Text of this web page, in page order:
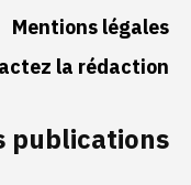
Mentions légales
la rédaction
publications